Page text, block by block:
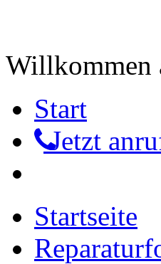
Willkommen
Start
Jetzt
Startseite